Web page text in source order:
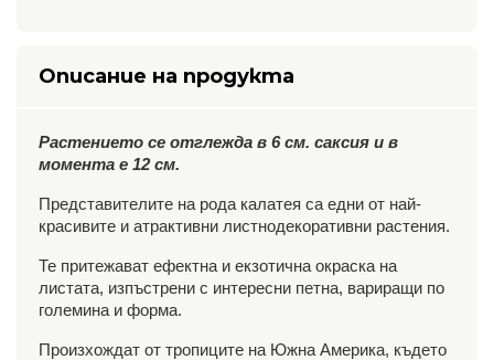
Описание на продукта
Растението се отглежда в 6 см. саксия и в
момента е 12 см.
Представителите на рода калатея са едни от най-
красивите и атрактивни листнодекоративни растения.
Те притежават ефектна и екзотична окраска на
листата, изпъстрени с интересни петна, вариращи по
големина и форма.
Произхождат от тропиците на Южна Америка, където